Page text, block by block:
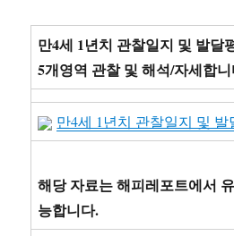
만4세 1년치 관찰일지 및 발달
5개영역 관찰 및 해석/자세합
만4세 1년치 관찰일지 및 발
해당 자료는 해피레포트에서
능합니다.